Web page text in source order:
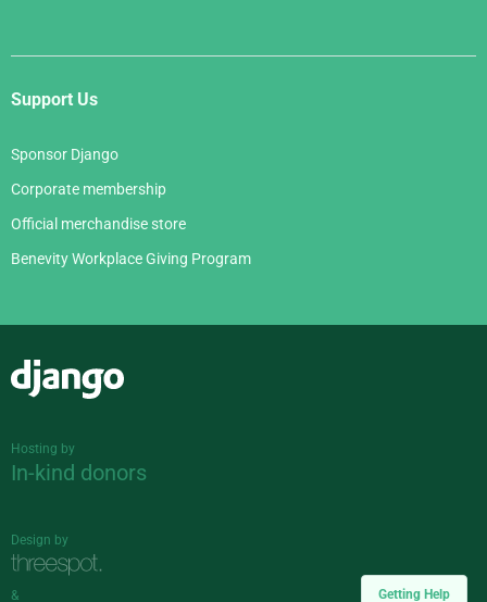
Getting Help
Support Us
Sponsor Django
Corporate membership
Official merchandise store
Benevity Workplace Giving Program
Hosting by
In-kind donors
Design by
&